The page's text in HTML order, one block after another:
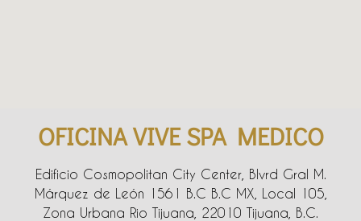
OFICINA VIVE SPA MEDICO
Edificio Cosmopolitan City Center, Blvrd Gral M.
Márquez de León 1561 B.C B.C MX, Local 105,
Zona Urbana Rio Tijuana, 22010 Tijuana, B.C.